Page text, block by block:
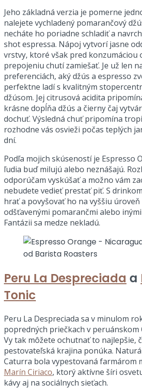
Jeho základná verzia je pomerne
nalejete vychladený pomarančový
necháte ho poriadne schladiť a
shot espressa. Nápoj vytvorí jasne
vrstvy, ktoré však pred konzumáciou
prepojeniu chutí zamiešať. Je už len
preferenciách, aký džús a espresso
perfektne ladí s kvalitným
džúsom. Jej citrusová acidita
krásne dopĺňa džús a čierny čaj
dochuť. Výsledná chuť pripomína
rozhodne vás osvieži počas teplých
dní.
Podľa mojich skúseností je Espresso
ľudia buď milujú alebo neznášajú.
odporúčam vyskúšať a možno vám
nebudete vedieť prestať piť. S
hrať a povyšovať ho na vyššiu
odšťavenými pomarančmi alebo
Fantázii sa medze nekladú.
Peru La Despreciada a
Tonic
Peru La Despreciada sa v minulom
popredných priečkach v peruánskom
Vy tak môžete ochutnať to najlepšie,
pestovateľská krajina ponúka.
Caturra bola vypestovaná farmárom
Marín Ciriaco, ktorý aktívne šíri
kávy aj na sociálnych sieťach.